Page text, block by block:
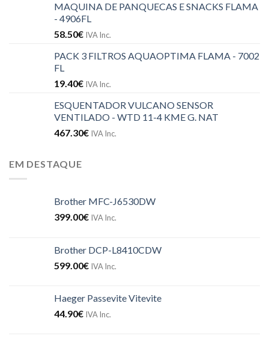
MAQUINA DE PANQUECAS E SNACKS FLAMA
- 4906FL
58.50€ IVA Inc.
PACK 3 FILTROS AQUAOPTIMA FLAMA - 7002
FL
19.40€ IVA Inc.
ESQUENTADOR VULCANO SENSOR
VENTILADO - WTD 11-4 KME G. NAT
467.30€ IVA Inc.
EM DESTAQUE
Brother MFC-J6530DW
399.00€ IVA Inc.
Brother DCP-L8410CDW
599.00€ IVA Inc.
Haeger Passevite Vitevite
44.90€ IVA Inc.